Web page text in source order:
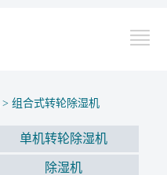
>组合式转轮除湿机
单机转轮除湿机
除湿机